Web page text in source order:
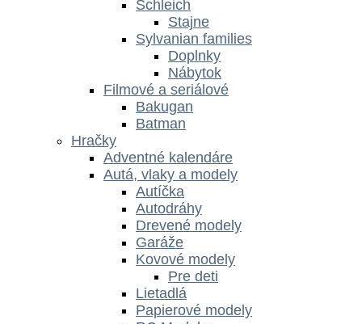
Schleich
Stajne
Sylvanian families
Doplnky
Nábytok
Filmové a seriálové
Bakugan
Batman
Hračky
Adventné kalendáre
Autá, vlaky a modely
Autíčka
Autodráhy
Drevené modely
Garáže
Kovové modely
Pre deti
Lietadlá
Papierové modely